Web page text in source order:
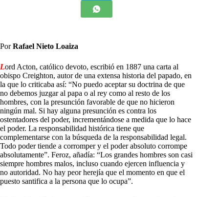
PorRafael Nieto Loaiza
Lord Acton, católico devoto, escribió en 1887 una carta al
obispo Creighton, autor de una extensa historia del papado, en
la que lo criticaba así: “No puedo aceptar su doctrina de que
no debemos juzgar al papa o al rey como al resto de los
hombres, con la presunción favorable de que no hicieron
ningún mal. Si hay alguna presunción es contra los
ostentadores del poder, incrementándose a medida que lo hace
el poder. La responsabilidad histórica tiene que
complementarse con la búsqueda de la responsabilidad legal.
Todo poder tiende a corromper y el poder absoluto corrompe
absolutamente”. Feroz, añadía: “Los grandes hombres son casi
siempre hombres malos, incluso cuando ejercen influencia y
no autoridad. No hay peor herejía que el momento en que el
puesto santifica a la persona que lo ocupa”.